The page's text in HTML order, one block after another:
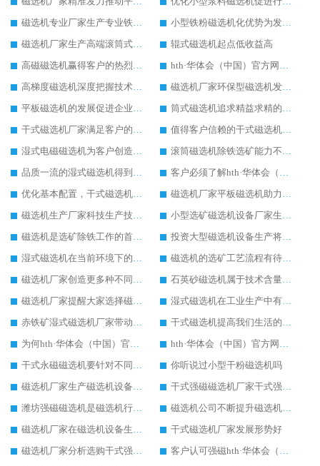
磁选机专业厂家生产专业铁矿磁选机
小型铁粉磁选机化优势为发展动力
磁选机厂家生产高端滚筒式磁选机
辊式磁选机起点低收益高
高磁磁选机赢得客户的热烈追捧
hth·华体会（中国）官方网站-hth.com 厂家以服务客户为生产目标
高梯度磁选机深度把握技术发展
磁选机厂家环保型磁选机发展好
平板磁选机的发展促进企业的发展
筒式磁选机追求精益求精的生产
干式磁选机厂家满足客户的生产需求
值得客户信赖的干式磁选机厂家
湿式电磁磁选机为客户创造更多价值
滚筒磁选机除铁选矿能力不减当年
品质一流的湿式磁选机得到客户认可
客户必须了解hth·华体会（中国）官方网站-hth.com 的保养方式
优化基本配置，干式磁选机生产更节能
磁选机厂家平板磁选机助力环保事业发展
磁选机生产厂家科技生产技术在提升
小型选矿磁选机设备厂家生产需求在提升
磁选机是选矿除铁工作的首选设备
投资大型磁选机设备生产将有高效益回收
湿式磁选机在当前环境下的新发展
磁选机的选矿工艺流程有待完善
磁选机厂家创造更多种不同型号的湿式磁选机
石英砂磁选机属于技术含量高的设备
磁选机厂家提醒大家选择磁选机注意设备质量
湿式磁选机在工业生产中有很重要的地位
赤铁矿湿式磁选机厂家带动赤铁矿湿式磁选机进步发展
干式磁选机提高我们生活的舒适度
为何hth·华体会（中国）官方网站-hth.com 受到众多客户的追捧
hth·华体会（中国）官方网站-hth.com 的发展离不开先进的生产技术
干式永磁磁选机要针对不同客户定制生产
你听说过小型干粉磁选机吗
磁选机厂家生产磁选机设备将有很大的发展空间
干式强磁磁选机厂家干式强磁磁选机生产中的优势
潍坊强磁磁选机是磁选机行业中优质设备
磁选机公司不断提升磁选机生产技术
磁选机厂家在磁选机设备生产上有自己的特点
干式磁选机厂家发展形势好
磁选机厂家分析选购干式强磁磁选机的方法
客户认可强磁hth·华体会（中国）官方网站-hth.com 设备